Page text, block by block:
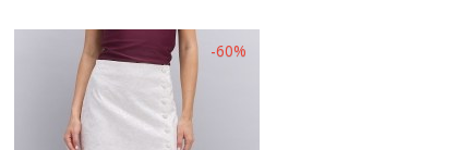
-60%